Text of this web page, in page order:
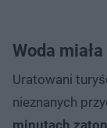
Woda
Uratowani
nieznanych
minutach